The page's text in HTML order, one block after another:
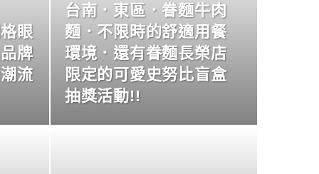
眼
牌
流
台南．東區．眷麵牛肉
麵．不限時的舒適用餐
環境．還有眷麵長榮店
限定的可愛史努比盲盒
抽獎活動!!